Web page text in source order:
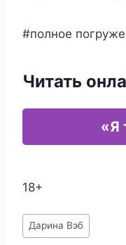
#полное
Читать
«Я
18+
Метки
записи:
Дарина Вэб